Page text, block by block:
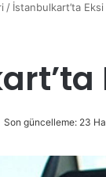
/ İstanbulkart’ta
Son güncelleme: 23